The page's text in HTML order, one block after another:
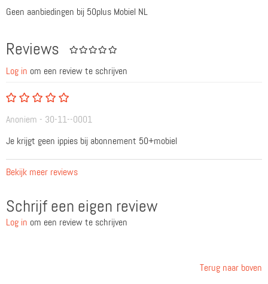
Geen aanbiedingen bij 50plus Mobiel NL
Reviews
Log in om een review te schrijven
Anoniem - 30-11--0001
Je krijgt geen ippies bij abonnement 50+mobiel
Bekijk meer reviews
Schrijf een eigen review
Log in om een review te schrijven
Terug naar boven